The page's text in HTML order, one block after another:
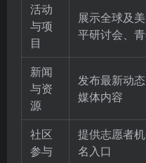
活动
与项
目
展示全球及
平研讨会、
新闻
与资
源
发布最新动
媒体内容
社区
参与
提供志愿者
名入口